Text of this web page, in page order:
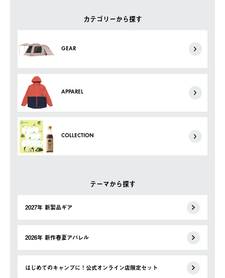
カテゴリーから探す
GEAR
APPAREL
COLLECTION
テーマから探す
2027年 新製品ギア
2026年 新作春夏アパレル
はじめてのキャンプに！公式オンライン店限定セット